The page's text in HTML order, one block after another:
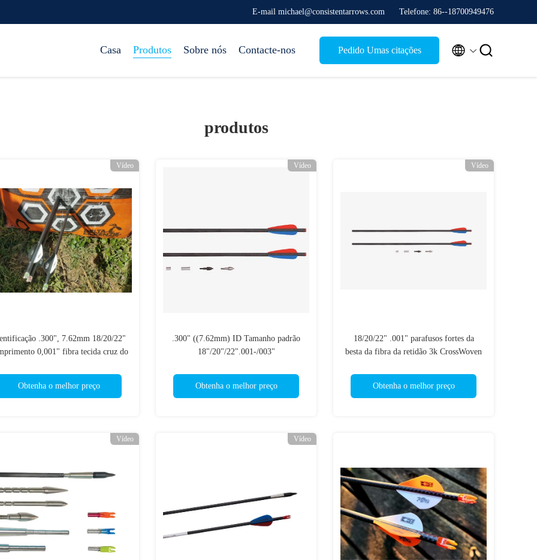
E-mail michael@consistentarrows.com Telefone: 86--18700949476
Casa Produtos Sobre nós Contacte-nos Pedido Umas citações  
produtos
Vídeo
.300", 7.62mm 18/20/22"
0,001" fibra tecida cruz do
Obtenha o melhor preço
Vídeo
.300" ((7.62mm) ID Tamanho padrão
18"/20"/22".001-/003"
Obtenha o melhor preço
Vídeo
18/20/22" .001" parafusos fortes da
besta da fibra da retidão 3k CrossWoven
Obtenha o melhor preço
Vídeo Vídeo